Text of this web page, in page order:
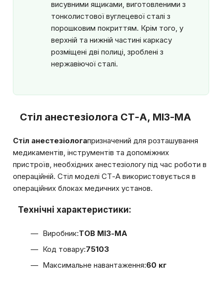
висувними ящиками, виготовленими з
тонколистової вуглецевої сталі з
порошковим покриттям. Крім того, у
верхній та нижній частині каркасу
розміщені дві полиці, зроблені з
нержавіючої сталі.
Стіл анестезіолога СТ-А, МІЗ-МА
Стіл анестезіологапризначений для розташування
медикаментів, інструментів та допоміжних
пристроїв, необхідних анестезіологу під час роботи в
операційній. Стіл моделі СТ-А використовується в
операційних блоках медичних установ.
Технічні характеристики:
Виробник:ТОВ МІЗ-МА
Код товару:75103
Максимальне навантаження:60 кг